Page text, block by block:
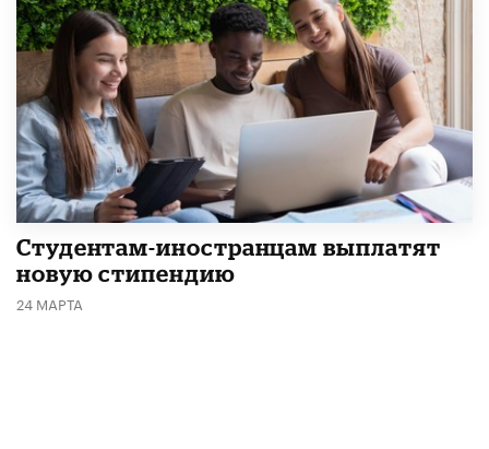
Студентам-иностранцам выплатят
новую стипендию
24 МАРТА